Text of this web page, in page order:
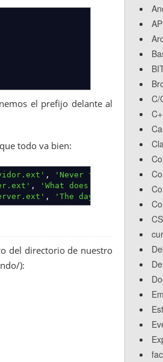
el prefijo delante al
todo va bien:
, 'Never forget the
, 'What does the fox say?')
, 'The day the routers
del directorio de nuestro
):
C/